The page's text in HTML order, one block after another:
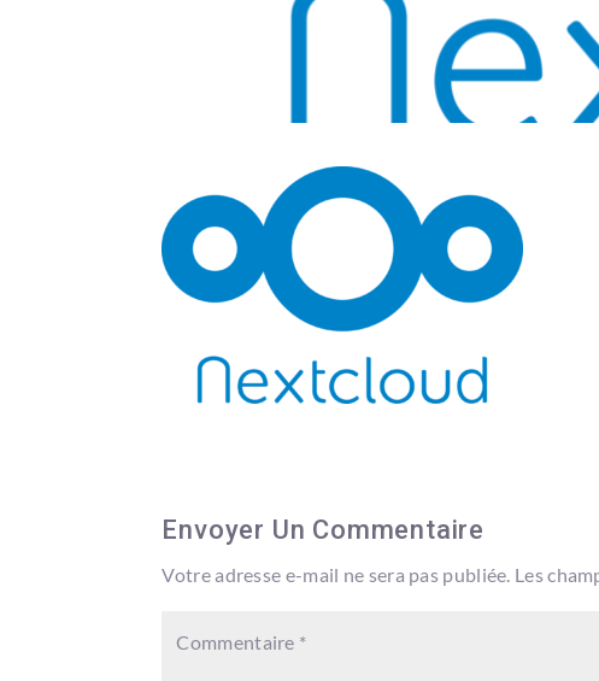
Envoyer Un Commentaire
Votre adresse e-mail ne sera pas publiée. Les